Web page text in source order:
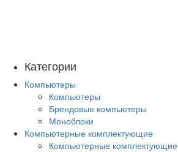
Категории
Компьютеры
Компьютеры
Брендовые компьютеры
Моноблоки
Компьютерные комплектующие
Компьютерные комплектующие